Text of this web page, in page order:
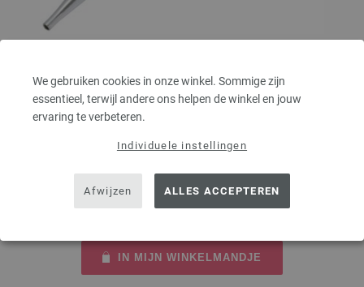
We gebruiken cookies in onze winkel. Sommige zijn
essentieel, terwijl andere ons helpen de winkel en jouw
ervaring te verbeteren.
Individuele instellingen
Afwijzen ALLES ACCEPTEREN
Tunesische haaknaald designer hout LANA GROSSA pendikte 7,0 mm,
lengte ca. 15 cm.
5,84 $ excl. btw, excl.verzendkosten
AANTAL
IN MIJN WINKELMANDJE